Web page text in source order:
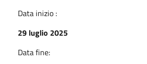
Data inizio :
29 luglio 2025
Data fine: